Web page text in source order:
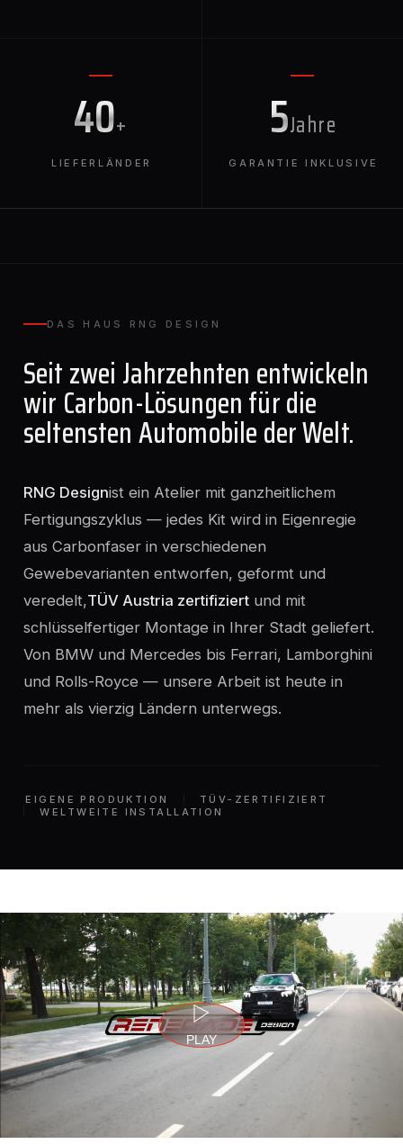
40+
LIEFERLÄNDER
5Jahre
GARANTIE INKLUSIVE
DAS HAUS RNG DESIGN
Seit zwei Jahrzehnten entwickeln
wir Carbon-Lösungen für die
seltensten Automobile der Welt.
RNG Designist ein Atelier mit ganzheitlichem
Fertigungszyklus — jedes Kit wird in Eigenregie
aus Carbonfaser in verschiedenen
Gewebevarianten entworfen, geformt und
veredelt,TÜV Austria zertifiziert und mit
schlüsselfertiger Montage in Ihrer Stadt geliefert.
Von BMW und Mercedes bis Ferrari, Lamborghini
und Rolls-Royce — unsere Arbeit ist heute in
mehr als vierzig Ländern unterwegs.
EIGENE PRODUKTION
TÜV-ZERTIFIZIERT
WELTWEITE INSTALLATION
PLAY